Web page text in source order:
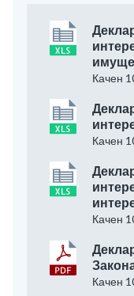
Качен
Качен
Качен
Качен